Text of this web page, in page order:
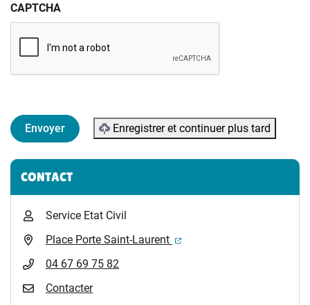
CAPTCHA
Enregistrer et continuer plus tard
Informations complémentaires
CONTACT
Service Etat Civil
Place Porte Saint-Laurent
(ouverture dans un
04 67 69 75 82
Contacter